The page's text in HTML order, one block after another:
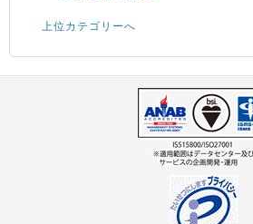
上位カテゴリーへ